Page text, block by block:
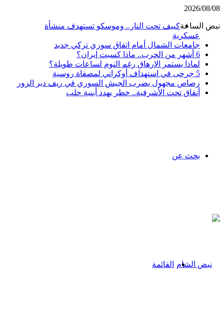
2026/08/
الساعةكييف تحت النار.. وموسكو تستهدف منشأة
عسكرية
جامعات الشمال أمام اتفاق سوري تركي جديد
6 أشهر من الحرب.. ماذا كسبت إيران؟
لماذا يستمر الإرهاق رغم النوم لساعات طويلة؟
5 جرحى في استهداف أوكراني لمصفاة روسية
رصاص مجهول يضرب الجيش السوري في ريف دير الزور
أنفاق تحت الأشرفية.. خطر يهدد أبنية حلب
بحث عن
القائمة